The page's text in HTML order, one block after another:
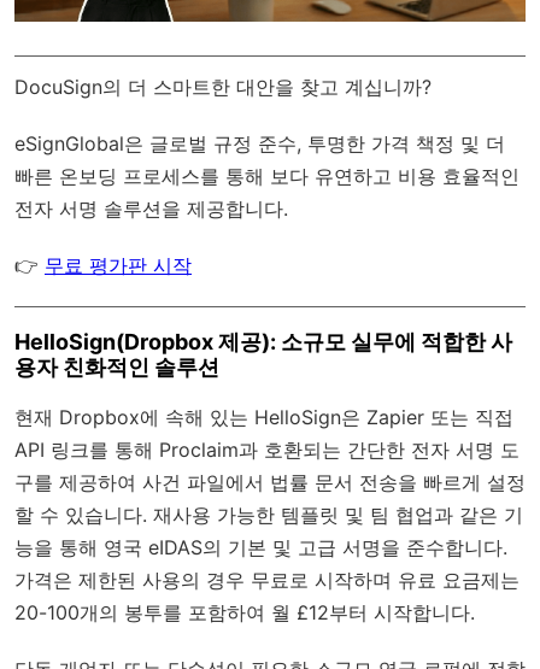
DocuSign의 더 스마트한 대안을 찾고 계십니까?
eSignGlobal은 글로벌 규정 준수, 투명한 가격 책정 및 더
빠른 온보딩 프로세스를 통해 보다 유연하고 비용 효율적인
전자 서명 솔루션을 제공합니다.
👉 무료 평가판 시작
HelloSign(Dropbox 제공): 소규모 실무에 적합한 사
용자 친화적인 솔루션
현재 Dropbox에 속해 있는 HelloSign은 Zapier 또는 직접
API 링크를 통해 Proclaim과 호환되는 간단한 전자 서명 도
구를 제공하여 사건 파일에서 법률 문서 전송을 빠르게 설정
할 수 있습니다. 재사용 가능한 템플릿 및 팀 협업과 같은 기
능을 통해 영국 eIDAS의 기본 및 고급 서명을 준수합니다.
가격은 제한된 사용의 경우 무료로 시작하며 유료 요금제는
20-100개의 봉투를 포함하여 월 £12부터 시작합니다.